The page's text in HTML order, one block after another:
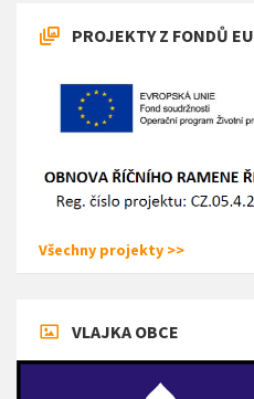
PROJEKTY Z FONDŮ EU
Všechny projekty >>
VLAJKA OBCE